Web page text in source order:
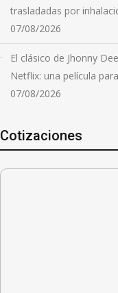
07/08/2026
trasladadas por
07/08/2026
El clásico de Jhonny
Netflix: una película
07/08/2026
Cotizaciones